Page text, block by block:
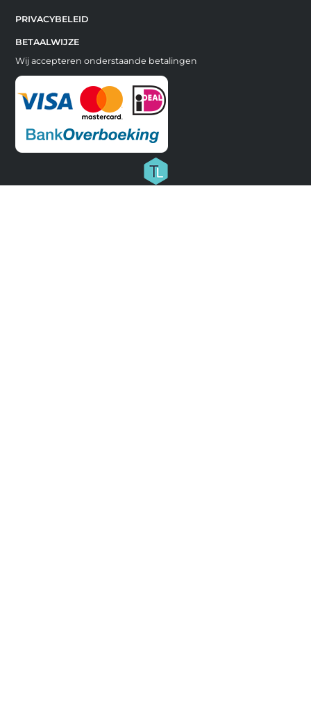
PRIVACYBELEID
BETAALWIJZE
Wij accepteren onderstaande betalingen